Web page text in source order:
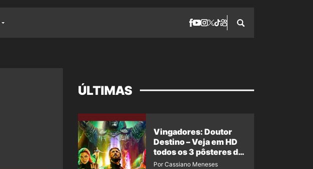
ÚLTIMAS
Vingadores: Doutor
Destino – Veja em HD
todos os 3 pôsteres de
‘Doomsday’ + 1 imagem
Por Cassiano Meneses